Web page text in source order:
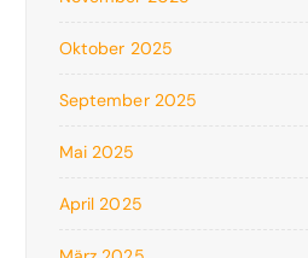
Oktober 2025
September 2025
Mai 2025
April 2025